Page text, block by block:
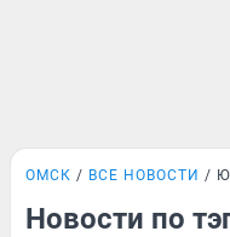
ОМСК ВСЕ НОВОСТИ
Новости по